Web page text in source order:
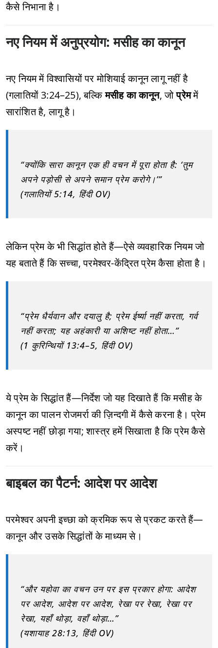
कैसे निभाना है।
नए नियम में अनुप्रयोग: मसीह का कानून
नए नियम में विश्वासियों पर मोशियाई कानून लागू नहीं है
(गलातियों 3:24–25), बल्किमसीह का कानून, जोप्रेममें
सारांशित है, लागू है।
“क्योंकि सारा कानून एक ही वचन में पूरा होता है: ‘तुम
अपने पड़ोसी से अपने समान प्रेम करोगे।’”
(गलातियों 5:14, हिंदी OV)
लेकिन प्रेम के भी सिद्धांत होते हैं—ऐसे व्यवहारिक नियम जो
यह बताते हैं कि सच्चा, परमेश्वर-केंद्रित प्रेम कैसा होता है।
“प्रेम धैर्यवान और दयालु है; प्रेम ईर्ष्या नहीं करता, गर्व
नहीं करता; यह अहंकारी या अशिष्ट नहीं होता…”
(1 कुरिन्थियों 13:4–5, हिंदी OV)
ये प्रेम के सिद्धांत हैं—निर्देश जो यह दिखाते हैं कि मसीह के
कानून का पालन रोजमर्रा की ज़िन्दगी में कैसे करना है। प्रेम
अस्पष्ट नहीं छोड़ा गया; शास्त्र हमें सिखाता है कि प्रेम कैसे
करें।
बाइबल का पैटर्न: आदेश पर आदेश
परमेश्वर अपनी इच्छा को क्रमिक रूप से प्रकट करते हैं—
कानून और उसके सिद्धांतों के माध्यम से।
“और यहोवा का वचन उन पर इस प्रकार होगा: आदेश
पर आदेश, आदेश पर आदेश, रेखा पर रेखा, रेखा पर
रेखा, यहाँ थोड़ा, वहाँ थोड़ा…”
(यशायाह 28:13, हिंदी OV)